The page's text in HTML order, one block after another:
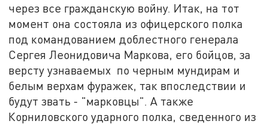
через все гражданскую войну. Итак, на тот
момент она состояла из офицерского полка
под командованием доблестного генерала
Сергея Леонидовича Маркова, его бойцов, за
версту узнаваемых по черным мундирам и
белым верхам фуражек, так впоследствии и
будут звать - "марковцы". А также
Корниловского ударного полка, сведенного из